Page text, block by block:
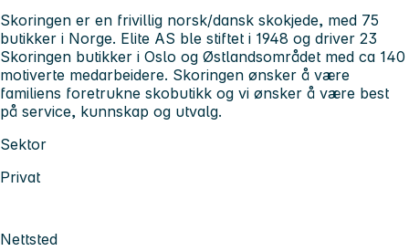
Skoringen er en frivillig norsk/dansk skokjede, med 75
butikker i Norge. Elite AS ble stiftet i 1948 og driver 23
Skoringen butikker i Oslo og Østlandsområdet med ca 140
motiverte medarbeidere. Skoringen ønsker å være
familiens foretrukne skobutikk og vi ønsker å være best
på service, kunnskap og utvalg.
Sektor
Privat
Nettsted